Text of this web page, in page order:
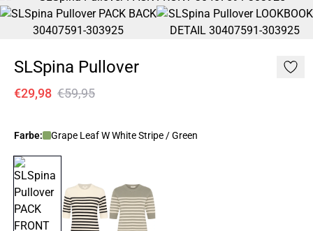
SLSpina Pullover
€29,98 €59,95
Farbe: Grape Leaf W White Stripe / Green